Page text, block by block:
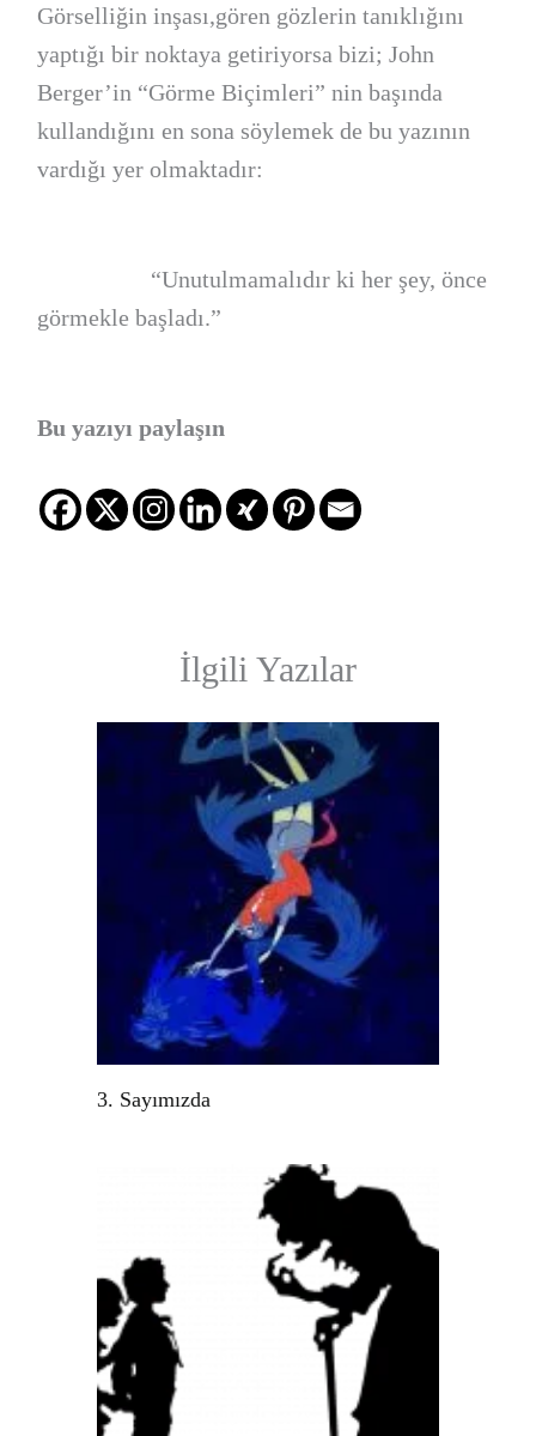
Görselliğin inşası,gören gözlerin tanıklığını
yaptığı bir noktaya getiriyorsa bizi; John
Berger’in “Görme Biçimleri” nin başında
kullandığını en sona söylemek de bu yazının
vardığı yer olmaktadır:
“Unutulmamalıdır ki her şey, önce
görmekle başladı.”
Bu yazıyı paylaşın
İlgili Yazılar
3. Sayımızda